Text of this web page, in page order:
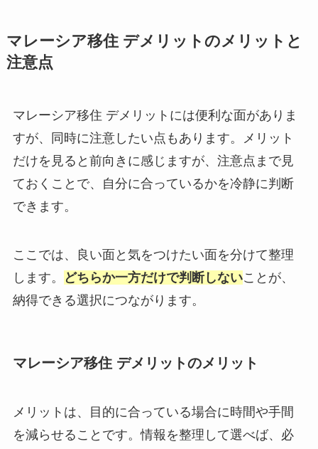
マレーシア移住 デメリットのメリットと
注意点
マレーシア移住 デメリットには便利な面がありま
すが、同時に注意したい点もあります。メリット
だけを見ると前向きに感じますが、注意点まで見
ておくことで、自分に合っているかを冷静に判断
できます。
ここでは、良い面と気をつけたい面を分けて整理
します。
どちらか一方だけで判断しないことが、
納得できる選択につながります。
マレーシア移住 デメリットのメリット
メリットは、目的に合っている場合に時間や手間
を減らせることです。情報を整理して選べば、必